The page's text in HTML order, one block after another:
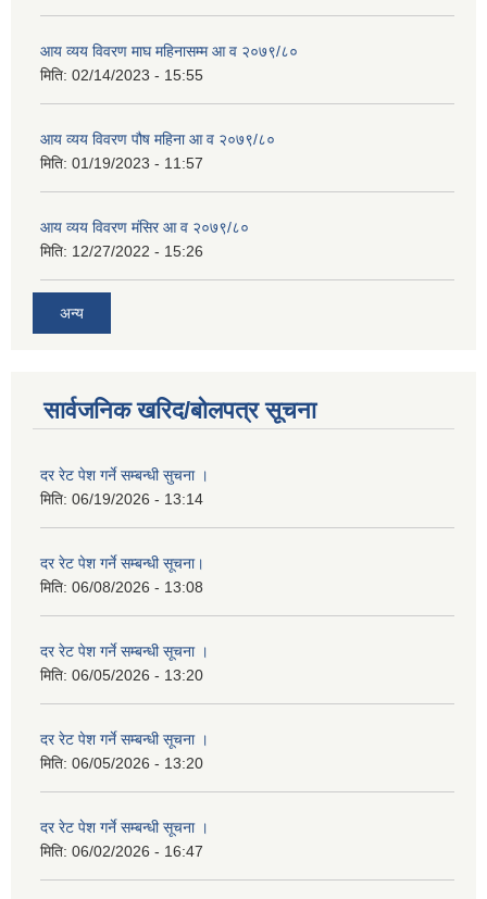
आय व्यय विवरण माघ महिनासम्म आ व २०७९/८०
मिति: 02/14/2023 - 15:55
आय व्यय विवरण पौष महिना आ व २०७९/८०
मिति: 01/19/2023 - 11:57
आय व्यय विवरण मंसिर आ व २०७९/८०
मिति: 12/27/2022 - 15:26
अन्य
सार्वजनिक खरिद/बोलपत्र सूचना
दर रेट पेश गर्ने सम्बन्धी सुचना ।
मिति: 06/19/2026 - 13:14
दर रेट पेश गर्ने सम्बन्धी सूचना।
मिति: 06/08/2026 - 13:08
दर रेट पेश गर्ने सम्बन्धी सूचना ।
मिति: 06/05/2026 - 13:20
दर रेट पेश गर्ने सम्बन्धी सूचना ।
मिति: 06/05/2026 - 13:20
दर रेट पेश गर्ने सम्बन्धी सूचना ।
मिति: 06/02/2026 - 16:47